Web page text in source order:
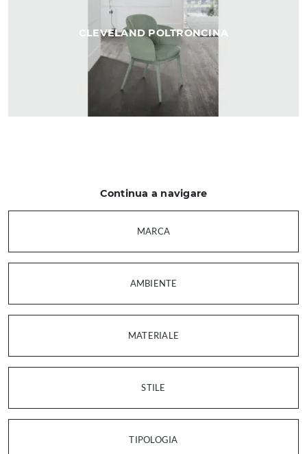
CLEVELAND POLTRONCINA
Continua a navigare
MARCA
AMBIENTE
MATERIALE
STILE
TIPOLOGIA